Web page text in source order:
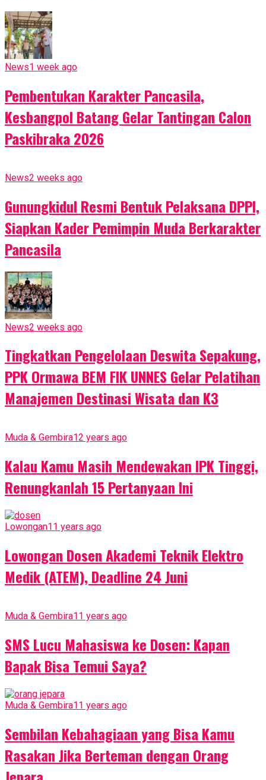
News1 week ago
Pembentukan Karakter Pancasila,
Kesbangpol Batang Gelar Tantingan Calon
Paskibraka 2026
News2 weeks ago
Gunungkidul Resmi Bentuk Pelaksana DPPI,
Siapkan Kader Pemimpin Muda Berkarakter
Pancasila
News2 weeks ago
Tingkatkan Pengelolaan Deswita Sepakung,
PPK Ormawa BEM FIK UNNES Gelar Pelatihan
Manajemen Destinasi Wisata dan K3
Muda & Gembira12 years ago
Kalau Kamu Masih Mendewakan IPK Tinggi,
Renungkanlah 15 Pertanyaan Ini
Lowongan11 years ago
Lowongan Dosen Akademi Teknik Elektro
Medik (ATEM), Deadline 24 Juni
Muda & Gembira11 years ago
SMS Lucu Mahasiswa ke Dosen: Kapan
Bapak Bisa Temui Saya?
Muda & Gembira11 years ago
Sembilan Kebahagiaan yang Bisa Kamu
Rasakan Jika Berteman dengan Orang